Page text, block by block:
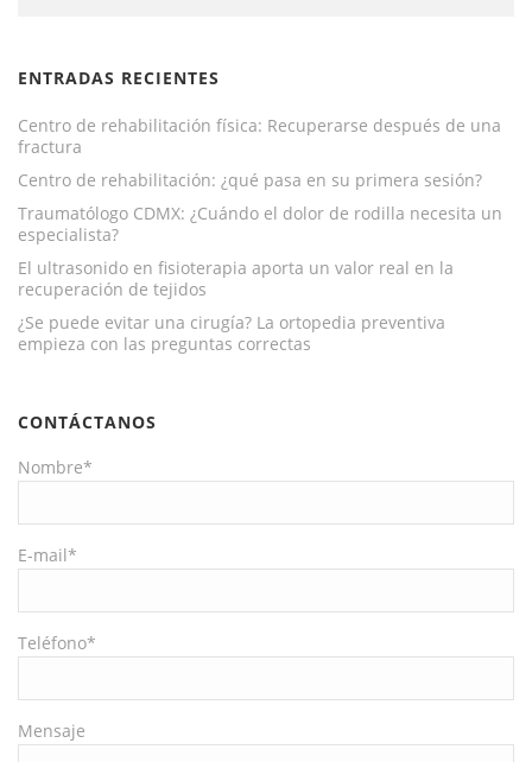
ENTRADAS RECIENTES
Centro de rehabilitación física: Recuperarse después de una
fractura
Centro de rehabilitación: ¿qué pasa en su primera sesión?
Traumatólogo CDMX: ¿Cuándo el dolor de rodilla necesita un
especialista?
El ultrasonido en fisioterapia aporta un valor real en la
recuperación de tejidos
¿Se puede evitar una cirugía? La ortopedia preventiva
empieza con las preguntas correctas
CONTÁCTANOS
Nombre*
E-mail*
Teléfono*
Mensaje